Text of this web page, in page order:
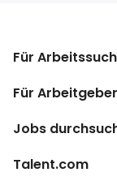
Für
Jobs suchen
Lohnumrechner
Für Arbeitgeber
Unternehmen
Jobs
Top-Suchanfragen
Talent.com